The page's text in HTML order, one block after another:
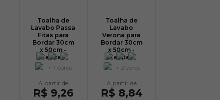
Toalha de
Lavabo Passa
Fitas para
Bordar 30cm
x 50cm -
Karsten
+ 7 cores
R$ 9,26
Toalha de
Lavabo
Verona para
Bordar 30cm
x 50cm -
Karsten
+ 2 cores
R$ 8,84